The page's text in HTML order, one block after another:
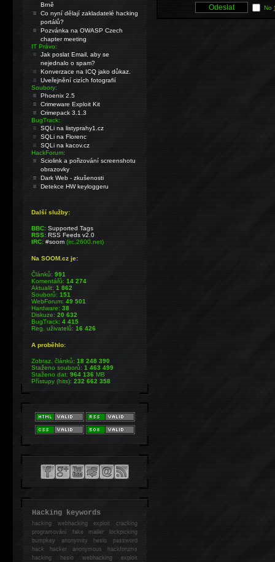
No
Brně
Co nyní dělají zakladatelé hacking
portálů?
Pozvánka na OWASP Czech
chapter meeting
IT Právo:
Jak poslat Email, aby se
nejednalo o spam?
Konverzace na ICQ jako důkaz.
Uveřejnění cizích fotografií
Soubory:
Phoenix 2.5
Crimeware Exploit Kit
Crimepack 3.1.3
BugTrack:
SQLi na listyprahy1.cz
SQLi na Florenc
SQLi na kacov.cz
HackForum:
Sciolink a pořizování screenshotu
obrazovky
Dark Web - zkušenosti
Detekce HW keyloggeru
Další služby:
BBC: Supported Tags
RSS: RSS Feeds v2.0
IRC: #soom(irc.2600.net)
Na SOOM.cz je:
Článků:991
Komentářů:14 274
Aktualit:1 862
Souborů:151
WebForum:49 501
Hardware:38
Diskuze:20 632
BugTrack:4 415
Reg. uživatelů:16 426
A proběhlo:
Zobraz. článků:18 248 390
Staženo souborů:1 463 499
Staženo dat:964 136MB
Přístupy (hits):232 662 358
Hacking keywords
hackingwebhacking exploit cracking
programování fake mailer lockpicking
bumpkey anonymity heslo password
hackhacker anonymous hackforums
hackingheslo webhacking exploit